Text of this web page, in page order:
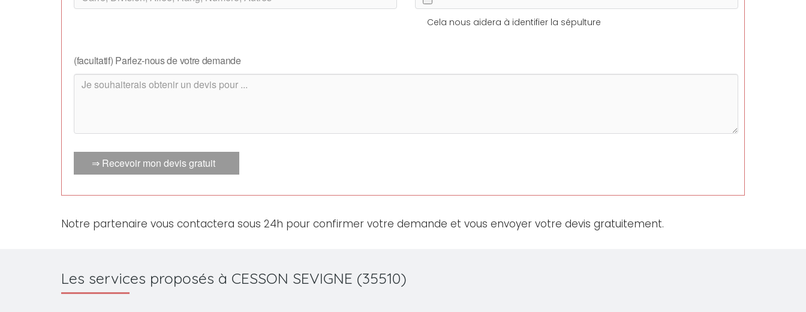
Cela nous aidera à identifier la sépulture
(facultatif) Parlez-nous de votre demande
⇒ Recevoir mon devis gratuit
Notre partenaire vous contactera sous 24h pour confirmer votre demande et vous envoyer votre devis gratuitement.
Les services proposés à CESSON SEVIGNE (35510)